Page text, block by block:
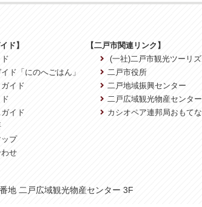
ド】
ド「にのへごはん」
イド
イド
プ
せ
【二戸市関連リンク】
(一社)二戸市観光ツーリ
二戸市役所
二戸地域振興センター
二戸広域観光物産センター
カシオペア連邦局おもて
地 二戸広域観光物産センター 3F